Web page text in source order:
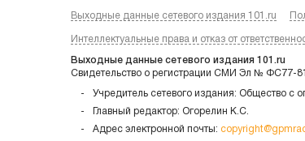
Выходные данные сетевого издания 101.ru
Интеллектуальные права и отказ от
Выходные данные сетевого издания 101.ru
Свидетельство о регистрации СМИ Эл № ФС77-
Учредитель сетевого издания: Общество с
Главный редактор: Огорелин К.С.
Адрес электронной почты: